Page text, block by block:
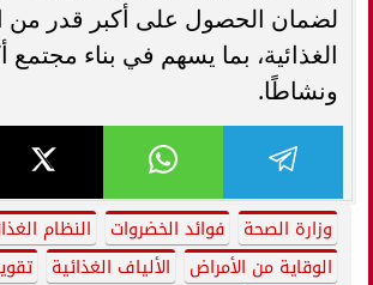
لضمان الحصول على أكبر قدر من
الغذائية، بما يسهم في بناء
ونشاطًا.
وزارة الصحة فوائد الخضروات
النظام
الوقاية من الأمراض
الألياف الغذائية